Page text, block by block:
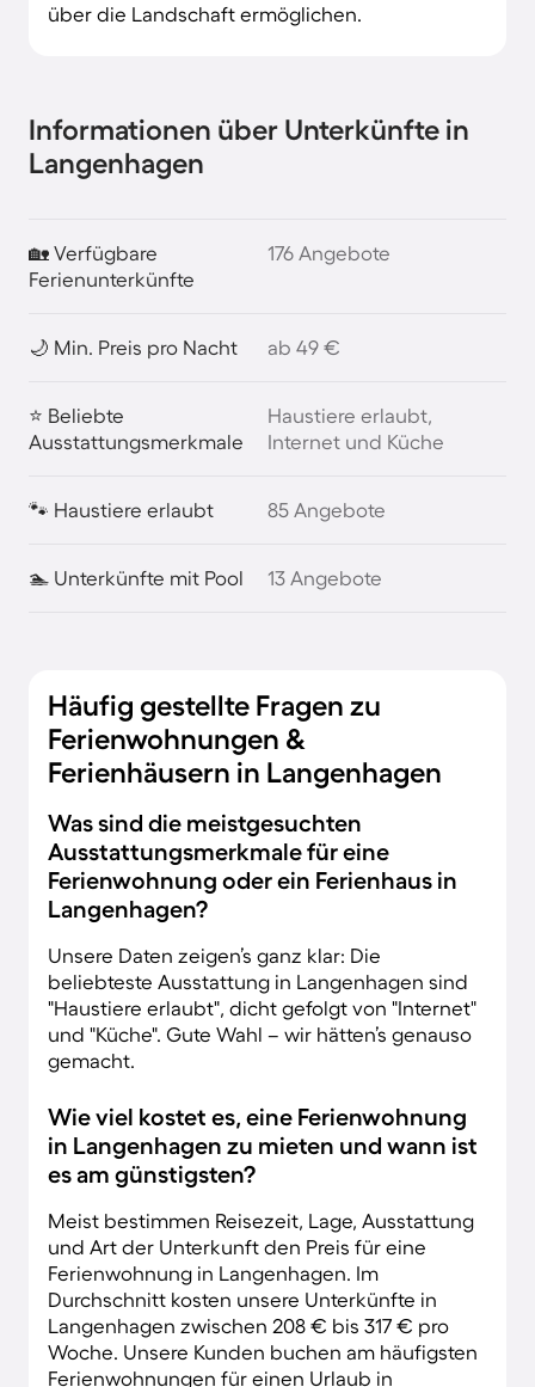
über die Landschaft ermöglichen.
Informationen über Unterkünfte in
Langenhagen
🏡 Verfügbare
Ferienunterkünfte
176 Angebote
🌙 Min. Preis pro Nacht ab 49 €
⭐ Beliebte
Ausstattungsmerkmale
Haustiere erlaubt,
Internet und Küche
🐾 Haustiere erlaubt 85 Angebote
🏊 Unterkünfte mit Pool 13 Angebote
Häufig gestellte Fragen zu
Ferienwohnungen &
Ferienhäusern in Langenhagen
Was sind die meistgesuchten
Ausstattungsmerkmale für eine
Ferienwohnung oder ein Ferienhaus in
Langenhagen?
Unsere Daten zeigen’s ganz klar: Die
beliebteste Ausstattung in Langenhagen sind
"Haustiere erlaubt", dicht gefolgt von "Internet"
und "Küche". Gute Wahl – wir hätten’s genauso
gemacht.
Wie viel kostet es, eine Ferienwohnung
in Langenhagen zu mieten und wann ist
es am günstigsten?
Meist bestimmen Reisezeit, Lage, Ausstattung
und Art der Unterkunft den Preis für eine
Ferienwohnung in Langenhagen. Im
Durchschnitt kosten unsere Unterkünfte in
Langenhagen zwischen 208 € bis 317 € pro
Woche. Unsere Kunden buchen am häufigsten
Ferienwohnungen für einen Urlaub in